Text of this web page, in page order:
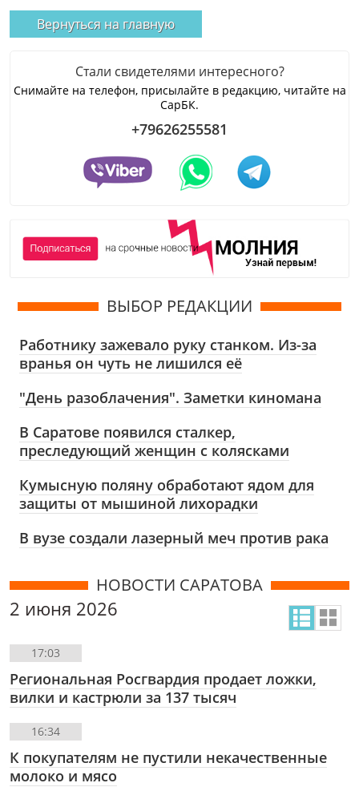
Вернуться на главную
Стали свидетелями интересного?
Снимайте на телефон, присылайте в редакцию, читайте на
СарБК.
+79626255581
ВЫБОР РЕДАКЦИИ
Работнику зажевало руку станком. Из-за
вранья он чуть не лишился её
"День разоблачения". Заметки киномана
В Саратове появился сталкер,
преследующий женщин с колясками
Кумысную поляну обработают ядом для
защиты от мышиной лихорадки
В вузе создали лазерный меч против рака
НОВОСТИ САРАТОВА
2 июня 2026
17:03
Региональная Росгвардия продает ложки,
вилки и кастрюли за 137 тысяч
16:34
К покупателям не пустили некачественные
молоко и мясо